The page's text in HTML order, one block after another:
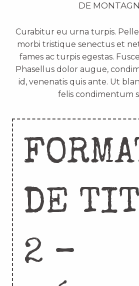
DE
Curabitur eu urna turpis.
morbi tristique senectus et
fames ac turpis egestas.
Phasellus dolor augue,
id, venenatis quis ante. Ut
felis condimentum
DE
2 –